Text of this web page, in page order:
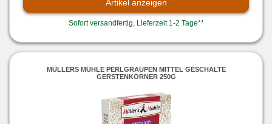
Artikel anzeigen
Sofort versandfertig, Lieferzeit 1-2 Tage**
MÜLLERS MÜHLE PERLGRAUPEN MITTEL GESCHÄLTE
GERSTENKÖRNER 250G